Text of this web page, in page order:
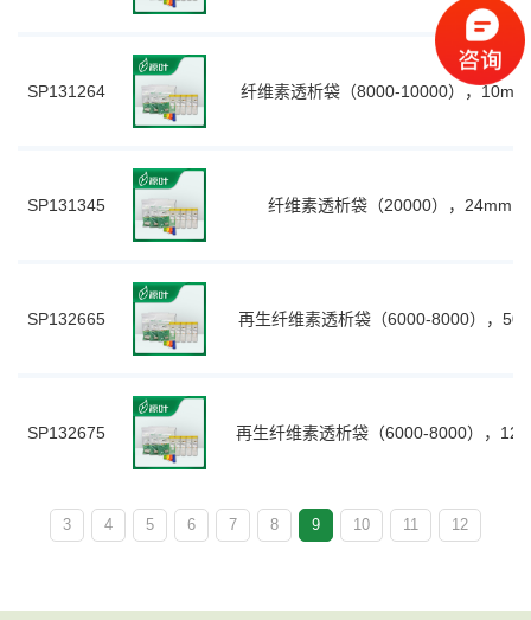
SP131264 纤维素透析袋（8000-10000），
SP131345 纤维素透析袋（20000），
SP132665 再生纤维素透析袋（6000-8000），
SP132675 再生纤维素透析袋（6000-8000），
3 4 5 6 7 8 9 10 11 12